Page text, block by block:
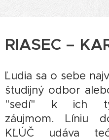
RIASEC –
Ľudia sa o sebe
študijný odbor
"sedí" k ich
záujmom. Líniu
KĽÚČ udáva